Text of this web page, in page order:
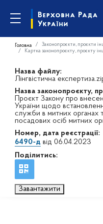
Головна Законопроєкти, проєкти
Картка законопроєкту, проєкту
Назва файлу:
Лінгвістична
Назва законопроєкту,
Проєкт Закону про
України щодо
служби в митних органах
посадових осіб митних
Номер, дата реєстрації:
6490-д від 06.04.2023
Поділитись:
Завантажити